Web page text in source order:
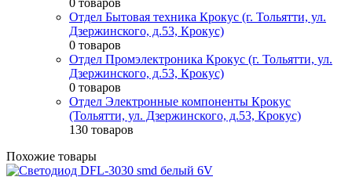
0 товаров
Отдел Бытовая техника Крокус (г. Тольятти, ул.
Дзержинского, д.53, Крокус)
0 товаров
Отдел Промэлектроника Крокус (г. Тольятти, ул.
Дзержинского, д.53, Крокус)
0 товаров
Отдел Электронные компоненты Крокус
(Тольятти, ул. Дзержинского, д.53, Крокус)
130 товаров
Похожие товары